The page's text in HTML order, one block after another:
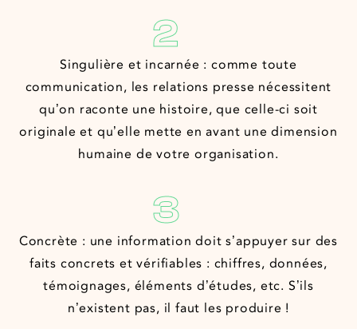
2
Singulière et incarnée : comme toute
communication, les relations presse nécessitent
qu’on raconte une histoire, que celle-ci soit
originale et qu’elle mette en avant une dimension
humaine de votre organisation.
3
Concrète : une information doit s’appuyer sur des
faits concrets et vérifiables : chiffres, données,
témoignages, éléments d’études, etc. S’ils
n’existent pas, il faut les produire !